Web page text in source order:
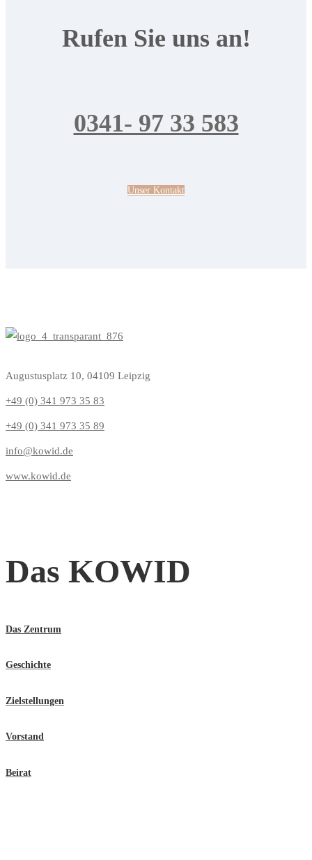
Rufen Sie uns an!
0341- 97 33 583
Unser Kontakt
Augustusplatz 10, 04109 Leipzig
+49 (0) 341 973 35 83
+49 (0) 341 973 35 89
info@kowid.de
www.kowid.de
Das KOWID
Das Zentrum
Geschichte
Zielstellungen
Vorstand
Beirat